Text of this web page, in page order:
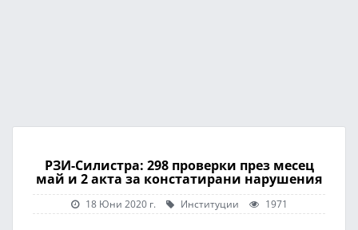
РЗИ-Силистра: 298 проверки през месец
май и 2 акта за констатирани нарушения
18 Юни 2020 г. Институции 1971